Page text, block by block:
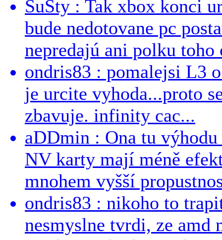
SuSty : Tak xbox konci
bude nedotovane pc
nepredajú ani polku toho
ondris83 : pomalejsi L3
je urcite vyhoda...proto
zbavuje. infinity cac...
aDDmin : Ona tu
NV karty mají méně
mnohem vyšší
ondris83 : nikoho to
nesmyslne tvrdi, ze